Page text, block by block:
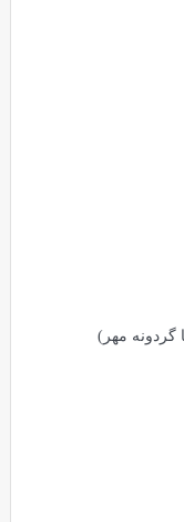
گردونه مهر)